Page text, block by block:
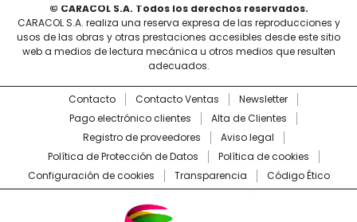
© CARACOL S.A. Todos los derechos reservados.
CARACOL S.A. realiza una reserva expresa de las reproducciones y
usos de las obras y otras prestaciones accesibles desde este sitio
web a medios de lectura mecánica u otros medios que resulten
adecuados.
Contacto Contacto Ventas
Newsletter
Pago electrónico clientes
Alta de Clientes
Registro de proveedores
Aviso legal
Política de Protección de Datos
Política de cookies
Configuración de cookies
Transparencia Código Ético